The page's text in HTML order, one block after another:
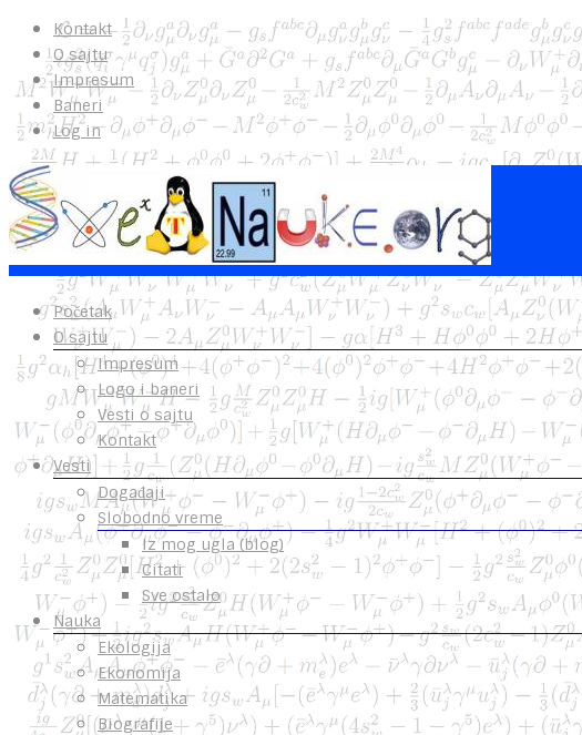
Kontakt
O sajtu
Impresum
Baneri
Log in
Početak
O sajtu
Impresum
Logo i baneri
Vesti o sajtu
Kontakt
Vesti
Događaji
Slobodno vreme
Iz mog ugla (blog)
Citati
Sve ostalo
Nauka
Ekologija
Ekonomija
Matematika
Biografije